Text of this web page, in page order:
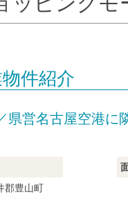
件紹介
県営名古屋空港に
郡豊山町